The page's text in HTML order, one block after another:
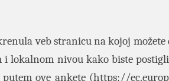
veb stranicu na kojoj možete
i lokalnom nivou kako biste
ove ankete (https://